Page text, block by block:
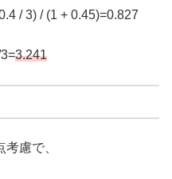
/ 3) / (1 + 0.45)=0.827
3.241
慮で、